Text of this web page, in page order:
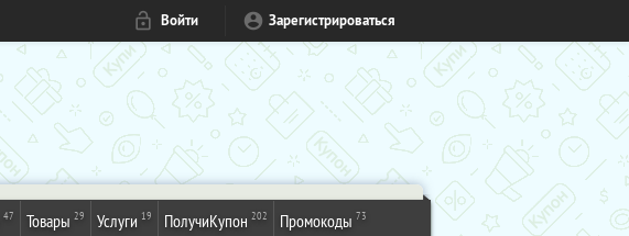
Войти Зарегистрироваться
47 Товары 29 Услуги 19 ПолучиКупон 202 Промокоды 73